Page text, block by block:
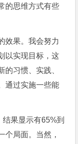
的思维方式有些
效果。我会努力
以实现目标，这
的习惯、实践、
通过实施一些能
果显示有65%到
个局面。当然，